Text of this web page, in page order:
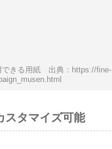
できる用紙 出典：https://fine-
スタマイズ可能